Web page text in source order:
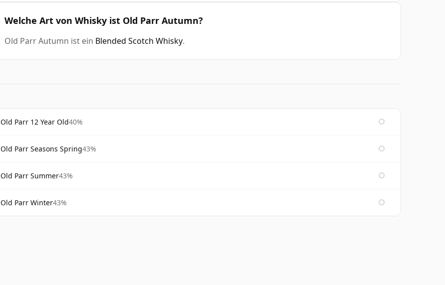
Welche Art von Whisky ist Old Parr Autumn?
Old Parr Autumn ist ein Blended Scotch Whisky.
Old Parr 12 Year Old40%
Old Parr Seasons Spring43%
Old Parr Summer43%
Old Parr Winter43%